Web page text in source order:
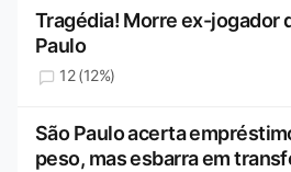
Tragédia! Morre ex-jogador
Paulo
12 (12%)
São Paulo acerta
peso, mas esbarra em